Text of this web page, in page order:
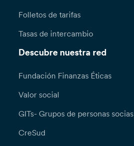
Folletos de tarifas
Tasas de intercambio
Descubre nuestra red
Fundación Finanzas Éticas
Valor social
GITs- Grupos de personas socias
CreSud